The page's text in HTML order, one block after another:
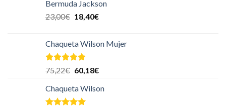
Bermuda Jackson
23,00€ 18,40€
Chaqueta Wilson Mujer
Valorado en
5.00
75,22€ 60,18€
Chaqueta Wilson